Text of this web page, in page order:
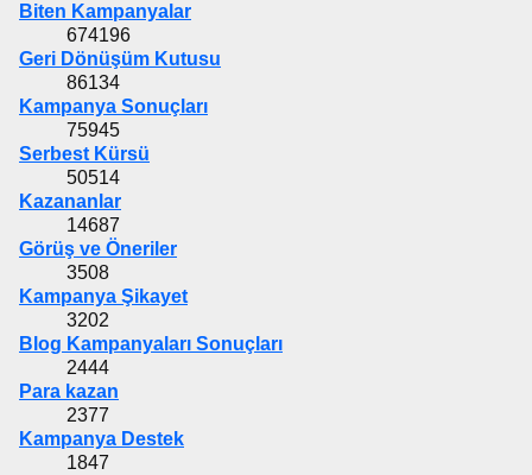
Biten Kampanyalar
674196
Geri Dönüşüm Kutusu
86134
Kampanya Sonuçları
75945
Serbest Kürsü
50514
Kazananlar
14687
Görüş ve Öneriler
3508
Kampanya Şikayet
3202
Blog Kampanyaları Sonuçları
2444
Para kazan
2377
Kampanya Destek
1847